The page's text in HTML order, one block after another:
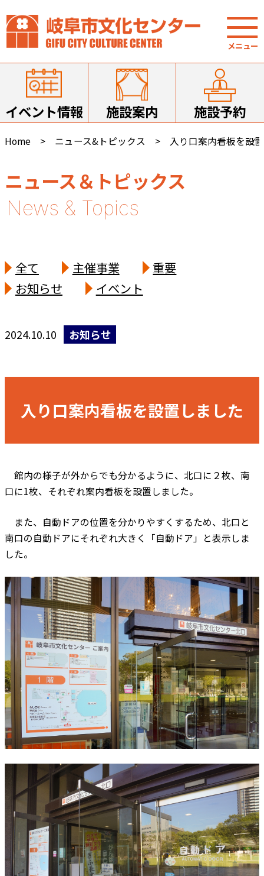
イベント情報 施設案内 施設予約
Home ニュース&トピックス 入り口案内看板を設
ニュース＆トピックス
全て 主催事業
重要
お知らせ
イベント
2024.10.10 お知らせ
入り口案内看板を設置しました
館内の様子が外からでも分かるように、北口に２枚、南
口に1枚、それぞれ案内看板を設置しました。
また、自動ドアの位置を分かりやすくするため、北口と
南口の自動ドアにそれぞれ大きく「自動ドア」と表示しま
した。